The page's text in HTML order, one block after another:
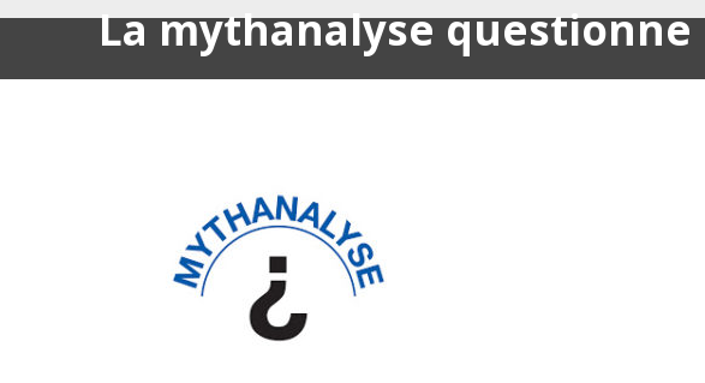
La mythanalyse questionne